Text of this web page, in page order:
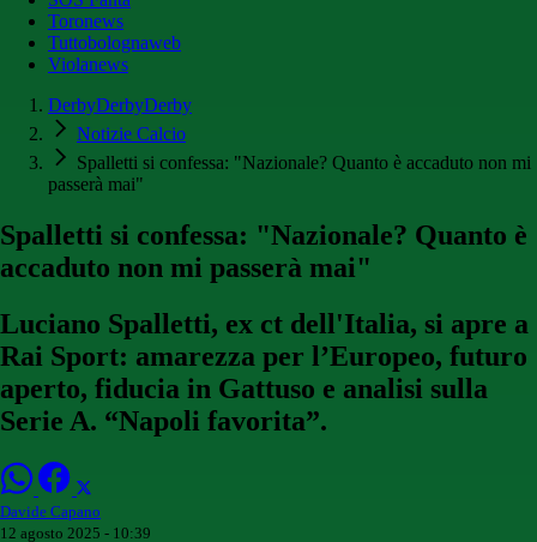
Toronews
Tuttobolognaweb
Violanews
DerbyDerbyDerby
Notizie Calcio
Spalletti si confessa: "Nazionale? Quanto è accaduto non mi
passerà mai"
Spalletti si confessa: "Nazionale? Quanto è
accaduto non mi passerà mai"
Luciano Spalletti, ex ct dell'Italia, si apre a
Rai Sport: amarezza per l’Europeo, futuro
aperto, fiducia in Gattuso e analisi sulla
Serie A. “Napoli favorita”.
Davide Capano
12 agosto 2025 - 10:39